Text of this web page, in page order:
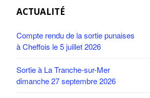
ACTUALITÉ
Compte rendu de la sortie punaises
à Cheffois le 5 juillet 2026
Sortie à La Tranche-sur-Mer
dimanche 27 septembre 2026